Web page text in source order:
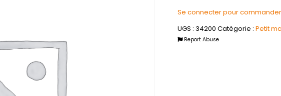
Se connecter pour commander
UGS : 34200 Catégorie : Petit
Report Abuse